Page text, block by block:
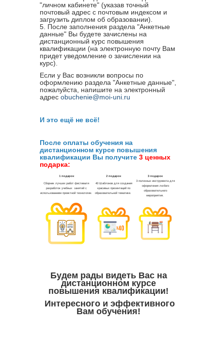
"личном кабинете" (указав точный
почтовый адрес с почтовым индексом и
загрузить диплом об образовании).
5. После заполнения раздела "Анкетные
данные" Вы будете зачислены на
дистанционный курс повышения
квалификации (на электронную почту Вам
придет уведомление о зачислении на
курс).
Если у Вас возникли вопросы по
оформлению раздела "Анкетные данные",
пожалуйста, напишите на электронный
адрес obuchenie@moi-uni.ru
И это ещё не всё!
После оплаты обучения на
дистанционном курсе повышения
квалификации Вы получите 3 ценных
подарка:
Будем рады видеть Вас на
дистанционном курсе
повышения квалификации!
Интересного и эффективного
Вам обучения!